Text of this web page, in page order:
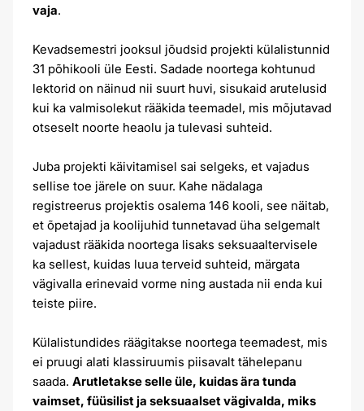
vaja.
Kevadsemestri jooksul jõudsid projekti külalistunnid
31 põhikooli üle Eesti. Sadade noortega kohtunud
lektorid on näinud nii suurt huvi, sisukaid arutelusid
kui ka valmisolekut rääkida teemadel, mis mõjutavad
otseselt noorte heaolu ja tulevasi suhteid.
Juba projekti käivitamisel sai selgeks, et vajadus
sellise toe järele on suur. Kahe nädalaga
registreerus projektis osalema 146 kooli, see näitab,
et õpetajad ja koolijuhid tunnetavad üha selgemalt
vajadust rääkida noortega lisaks seksuaaltervisele
ka sellest, kuidas luua terveid suhteid, märgata
vägivalla erinevaid vorme ning austada nii enda kui
teiste piire.
Külalistundides räägitakse noortega teemadest, mis
ei pruugi alati klassiruumis piisavalt tähelepanu
saada. Arutletakse selle üle, kuidas ära tunda
vaimset, füüsilist ja seksuaalset vägivalda, miks